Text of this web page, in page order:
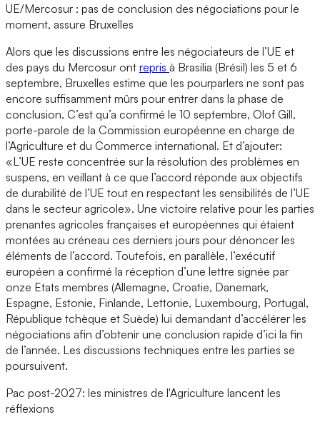
UE/Mercosur : pas de conclusion des négociations pour le
moment, assure Bruxelles
Alors que les discussions entre les négociateurs de l’UE et
des pays du Mercosur ont repris à Brasilia (Brésil) les 5 et 6
septembre, Bruxelles estime que les pourparlers ne sont pas
encore suffisamment mûrs pour entrer dans la phase de
conclusion. C’est qu’a confirmé le 10 septembre, Olof Gill,
porte-parole de la Commission européenne en charge de
l’Agriculture et du Commerce international. Et d’ajouter:
«L’UE reste concentrée sur la résolution des problèmes en
suspens, en veillant à ce que l’accord réponde aux objectifs
de durabilité de l’UE tout en respectant les sensibilités de l’UE
dans le secteur agricole». Une victoire relative pour les parties
prenantes agricoles françaises et européennes qui étaient
montées au créneau ces derniers jours pour dénoncer les
éléments de l’accord. Toutefois, en parallèle, l’exécutif
européen a confirmé la réception d’une lettre signée par
onze Etats membres (Allemagne, Croatie, Danemark,
Espagne, Estonie, Finlande, Lettonie, Luxembourg, Portugal,
République tchèque et Suède) lui demandant d’accélérer les
négociations afin d’obtenir une conclusion rapide d’ici la fin
de l’année. Les discussions techniques entre les parties se
poursuivent.
Pac post-2027: les ministres de l'Agriculture lancent les
réflexions